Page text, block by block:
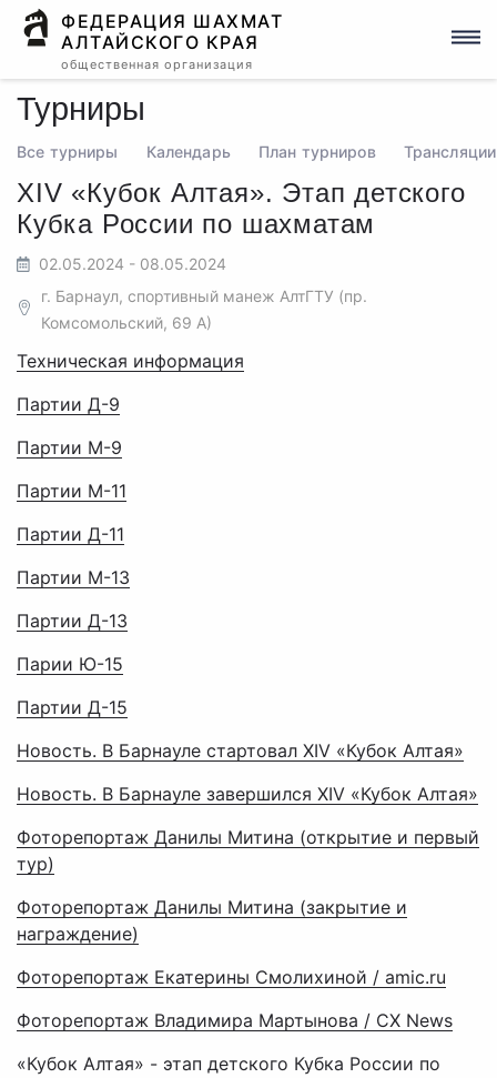
ФЕДЕРАЦИЯ ШАХМАТ
АЛТАЙСКОГО КРАЯ
общественная организация
Турниры
Все турниры Календарь План турниров Трансляции
XIV «Кубок Алтая». Этап детского
Кубка России по шахматам
02.05.2024 - 08.05.2024
г. Барнаул, спортивный манеж АлтГТУ (пр.
Комсомольский, 69 А)
Техническая информация
Партии Д-9
Партии М-9
Партии М-11
Партии Д-11
Партии М-13
Партии Д-13
Парии Ю-15
Партии Д-15
Новость. В Барнауле стартовал XIV «Кубок Алтая»
Новость. В Барнауле завершился XIV «Кубок Алтая»
Фоторепортаж Данилы Митина (открытие и первый
тур)
Фоторепортаж Данилы Митина (закрытие и
награждение)
Фоторепортаж Екатерины Смолихиной / amic.ru
Фоторепортаж Владимира Мартынова / CX News
«Кубок Алтая» - этап детского Кубка России по